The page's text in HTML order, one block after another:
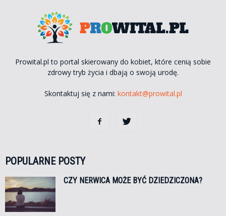
Prowital.pl to portal skierowany do kobiet, które cenią sobie
zdrowy tryb życia i dbają o swoją urodę.
Skontaktuj się z nami: kontakt@prowital.pl
POPULARNE POSTY
CZY NERWICA MOŻE BYĆ DZIEDZICZONA?